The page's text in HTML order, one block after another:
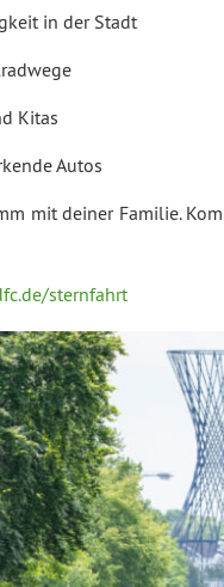
in der Stadt
Kitas
Autos
mit deiner Familie.
sternfahrt